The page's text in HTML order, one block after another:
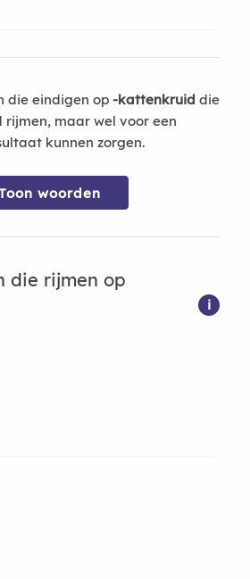
die eindigen op -kattenkruid die
maar wel voor een
kunnen zorgen.
woorden
die rijmen op
i